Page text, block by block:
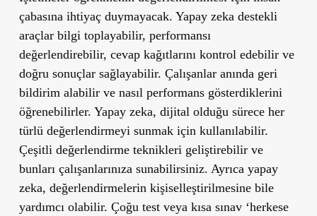
çabasına ihtiyaç duymayacak. Yapay zeka destekli
araçlar bilgi toplayabilir, performansı
değerlendirebilir, cevap kağıtlarını kontrol edebilir ve
doğru sonuçlar sağlayabilir. Çalışanlar anında geri
bildirim alabilir ve nasıl performans gösterdiklerini
öğrenebilirler. Yapay zeka, dijital olduğu sürece her
türlü değerlendirmeyi sunmak için kullanılabilir.
Çeşitli değerlendirme teknikleri geliştirebilir ve
bunları çalışanlarınıza sunabilirsiniz. Ayrıca yapay
zeka, değerlendirmelerin kişiselleştirilmesine bile
yardımcı olabilir. Çoğu test veya kısa sınav ‘herkese